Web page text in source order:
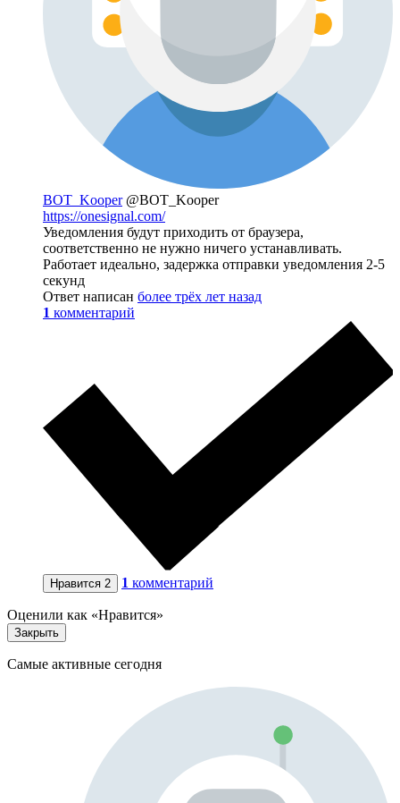
BOT_Kooper @BOT_Kooper
https://onesignal.com/
Уведомления будут приходить от браузера,
соответственно не нужно ничего устанавливать.
Работает идеально, задержка отправки уведомления 2-5
секунд
Ответ написан более трёх лет назад
1 комментарий
Нравится 2 1 комментарий
Оценили как «Нравится»
Закрыть
Самые активные сегодня